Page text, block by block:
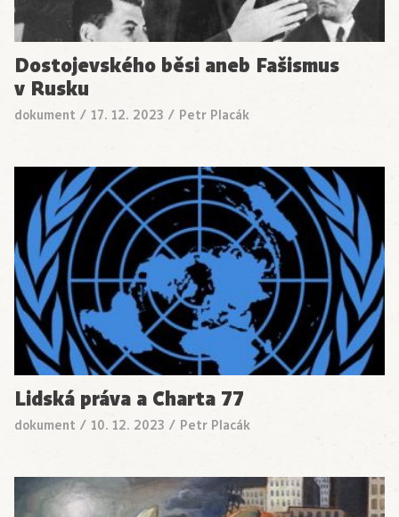
Dostojevského běsi aneb Fašismus
v Rusku
dokument / 17. 12. 2023 / Petr Placák
Lidská práva a Charta 77
dokument / 10. 12. 2023 / Petr Placák